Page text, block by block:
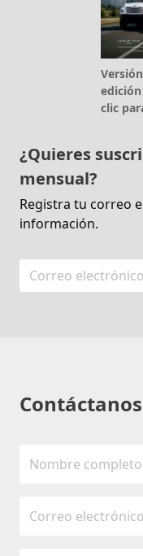
clic
¿Quieres
mensual?
Registra tu correo
información.
Contáctanos